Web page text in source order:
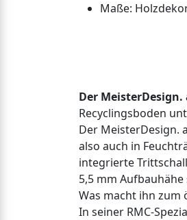
Maße:
Der
Recyclingsboden
Der MeisterDesign.
also auch in
integrierte
5,5 mm
Was macht ihn zum
In seiner RMC-